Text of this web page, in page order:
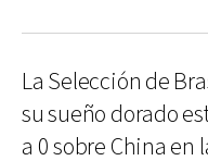
La Selección de
su sueño dorado
a 0 sobre China